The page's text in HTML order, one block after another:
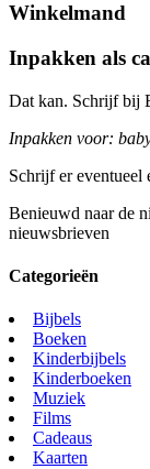
Winkelmand
Inpakken als
Dat kan. Schrijf bij
Inpakken voor:
Schrijf er eventueel
Benieuwd naar de
nieuwsbrieven
Categorieën
Bijbels
Boeken
Kinderbijbels
Kinderboeken
Muziek
Films
Cadeaus
Kaarten